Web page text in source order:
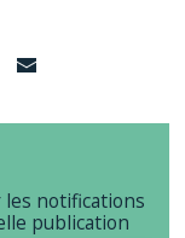
les notifications
publication